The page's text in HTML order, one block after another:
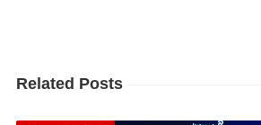
Related Posts